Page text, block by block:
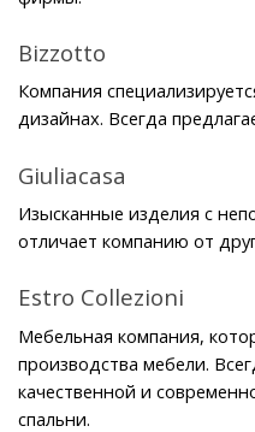
Bizzotto
Компания
дизайнах. Всегда
Giuliacasa
Изысканные изделия с
отличает компанию от
Estro Collezioni
Мебельная компания,
производства мебели.
качественной и
спальни.